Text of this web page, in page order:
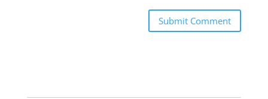
Submit Comment